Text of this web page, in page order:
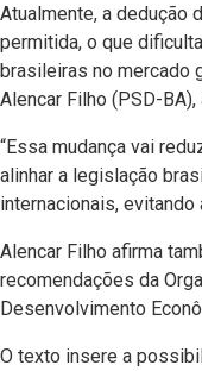
Atualmente, a dedução
permitida, o que
brasileiras no mercado
Alencar Filho (PSD-
“Essa mudança vai
alinhar a legislação
internacionais, evitando
Alencar Filho afirma
recomendações da
Desenvolvimento
O texto insere a